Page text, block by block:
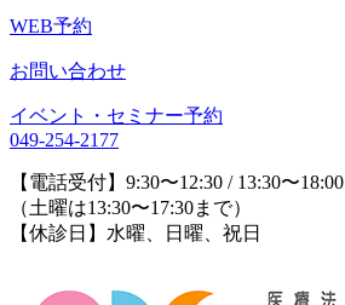
WEB予約
お問い合わせ
イベント・セミナー予約
049-254-2177
【電話受付】9:30〜12:30 / 13:30〜18:00
（土曜は13:30〜17:30まで）
【休診日】水曜、日曜、祝日